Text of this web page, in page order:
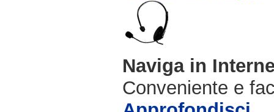
Naviga in
Conveniente e